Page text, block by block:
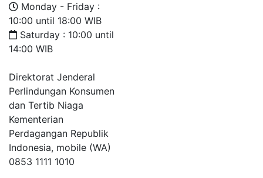
Monday - Friday :
10:00 until 18:00 WIB
Saturday : 10:00 until
14:00 WIB
Direktorat Jenderal
Perlindungan Konsumen
dan Tertib Niaga
Kementerian
Perdagangan Republik
Indonesia, mobile (WA)
0853 1111 1010